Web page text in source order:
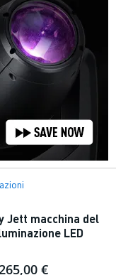
Jett macchina del
LED
€